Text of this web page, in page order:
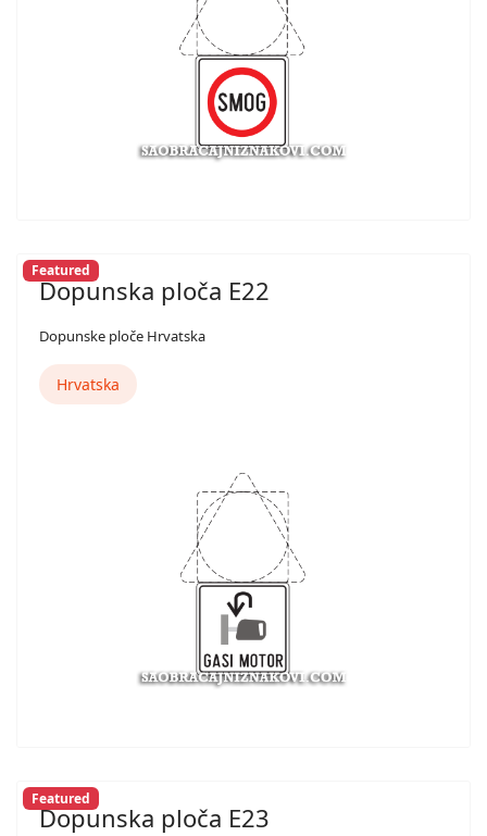
Featured
Dopunska ploča E22
Dopunske ploče Hrvatska
Hrvatska
Featured
Dopunska ploča E23